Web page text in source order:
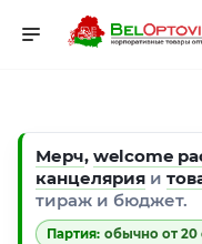
Мерч, welcome
канцелярия и
тираж и бюджет.
Партия: обычно от 20